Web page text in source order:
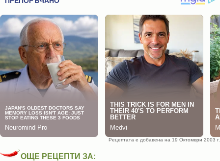
Рецептата е добавена на 19 Октомври 2003 г.
ОЩЕ РЕЦЕПТИ ЗА: